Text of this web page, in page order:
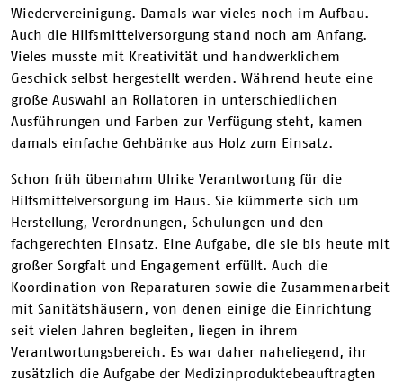
Wiedervereinigung. Damals war vieles noch im Aufbau.
Auch die Hilfsmittelversorgung stand noch am Anfang.
Vieles musste mit Kreativität und handwerklichem
Geschick selbst hergestellt werden. Während heute eine
große Auswahl an Rollatoren in unterschiedlichen
Ausführungen und Farben zur Verfügung steht, kamen
damals einfache Gehbänke aus Holz zum Einsatz.
Schon früh übernahm Ulrike Verantwortung für die
Hilfsmittelversorgung im Haus. Sie kümmerte sich um
Herstellung, Verordnungen, Schulungen und den
fachgerechten Einsatz. Eine Aufgabe, die sie bis heute mit
großer Sorgfalt und Engagement erfüllt. Auch die
Koordination von Reparaturen sowie die Zusammenarbeit
mit Sanitätshäusern, von denen einige die Einrichtung
seit vielen Jahren begleiten, liegen in ihrem
Verantwortungsbereich. Es war daher naheliegend, ihr
zusätzlich die Aufgabe der Medizinproduktebeauftragten